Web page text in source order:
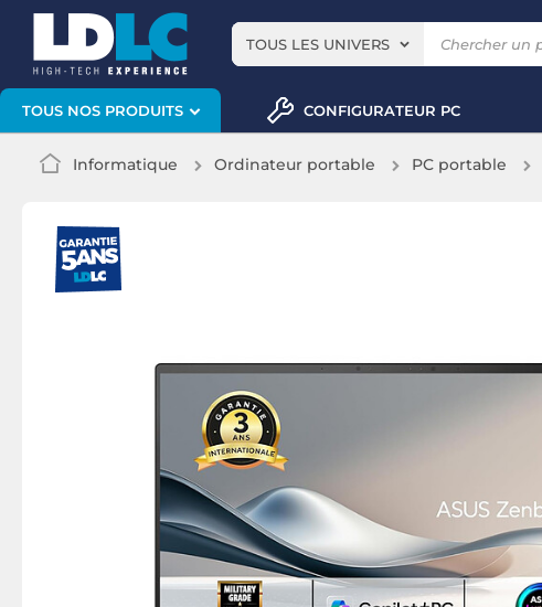
TOUS LES UNIVERS
TOUS NOS PRODUITS CONFIGURATEUR PC
Informatique Ordinateur portable PC portable